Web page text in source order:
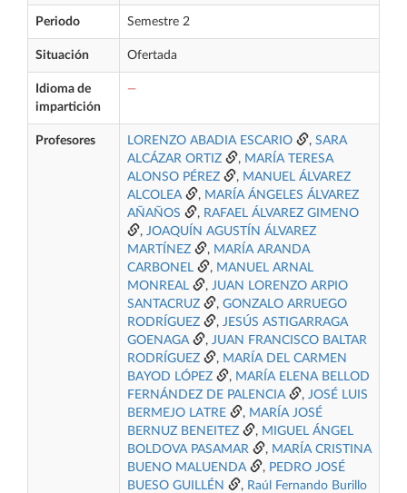
Periodo Semestre 2
Situación Ofertada
Idioma de
impartición
—
Profesores LORENZO ABADIA ESCARIO , SARA
ALCÁZAR ORTIZ
, MARÍA TERESA
ALONSO PÉREZ
, MANUEL ÁLVAREZ
ALCOLEA
, MARÍA ÁNGELES ÁLVAREZ
AÑAÑOS
, RAFAEL ÁLVAREZ GIMENO
, JOAQUÍN AGUSTÍN ÁLVAREZ
MARTÍNEZ
, MARÍA ARANDA
CARBONEL
, MANUEL ARNAL
MONREAL
, JUAN LORENZO ARPIO
SANTACRUZ
, GONZALO ARRUEGO
RODRÍGUEZ
, JESÚS ASTIGARRAGA
GOENAGA
, JUAN FRANCISCO BALTAR
RODRÍGUEZ
, MARÍA DEL CARMEN
BAYOD LÓPEZ
, MARÍA ELENA BELLOD
FERNÁNDEZ DE PALENCIA
, JOSÉ LUIS
BERMEJO LATRE
, MARÍA JOSÉ
BERNUZ BENEITEZ
, MIGUEL ÁNGEL
BOLDOVA PASAMAR
, MARÍA CRISTINA
BUENO MALUENDA
, PEDRO JOSÉ
BUESO GUILLÉN
, Raúl Fernando Burillo